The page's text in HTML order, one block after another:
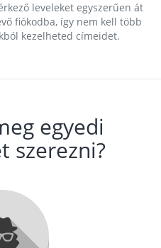
leveleket egyszerűen át
fiókodba, így nem kell több
kezelheted címeidet.
egyedi
szerezni?